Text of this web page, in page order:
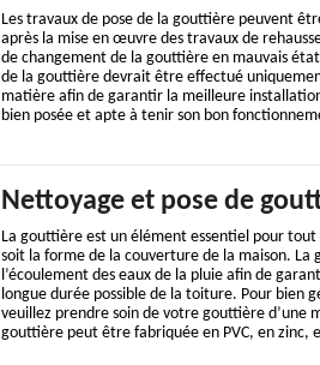
Les travaux de pose de la gouttière peuvent
après la mise en œuvre des travaux de
de changement de la gouttière en mauvais
de la gouttière devrait être effectué
matière afin de garantir la meilleure
bien posée et apte à tenir son bon
Nettoyage et pose de
La gouttière est un élément essentiel pour
soit la forme de la couverture de la maison.
l’écoulement des eaux de la pluie afin de
longue durée possible de la toiture. Pour bien
veuillez prendre soin de votre gouttière d’une
gouttière peut être fabriquée en PVC, en zinc,